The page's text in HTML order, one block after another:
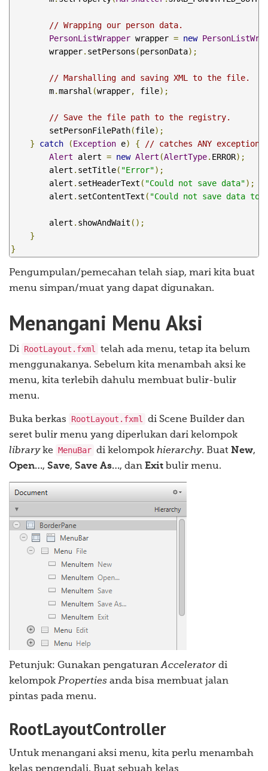
// Wrapping our person data.
PersonListWrapper wrapper = new
        wrapper
. setPersons (personData);
// Marshalling and saving XML to the file.
        m
.marshal (wrapper, file);
// Save the file path to the registry.
        setPersonFilePath
(file);
}
catch (Exception e) {
// catches ANY exception
Alert alert = new Alert (AlertType. ERROR);
        alert
. setTitle( "Error");
        alert
. setHeaderText ( "Could not save data");
        alert
. setContentText ( "Could not save data
        alert
. showAndWait ();
}
}
Pengumpulan/pemecahan telah siap, mari kita buat
menu simpan/muat yang dapat digunakan.
Menangani Menu Aksi
Di RootLayout.fxml telah ada menu, tetap ita belum
menggunakanya. Sebelum kita menambah aksi ke
menu, kita terlebih dahulu membuat bulir-bulir
menu.
Buka berkas RootLayout.fxml di Scene Builder dan
seret bulir menu yang diperlukan dari kelompok
libraryke MenuBar di kelompok hierarchy. Buat New,
Open…, Save, Save As…, dan Exit bulir menu.
Petunjuk: Gunakan pengaturanAccelerator di
kelompok Properties anda bisa membuat jalan
pintas pada menu.
RootLayoutController
Untuk menangani aksi menu, kita perlu menambah